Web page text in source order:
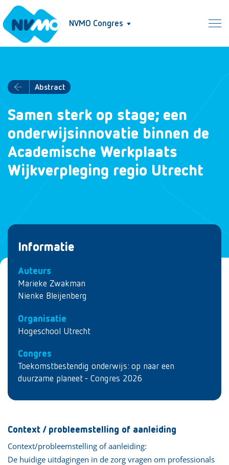
NVMO Congres
Abstract
Samen sterk op stage; een
onderwijsinnovatie binnen de
Academische Werkplaats
Wijkverpleging regio Utrecht
Informatie
Auteurs
Marieke Zwakman
Nienke Bleijenberg
Organisatie
Hogeschool Utrecht
Congres
Toekomstbestendig onderwijs: op naar een
duurzame planeet - Congres 2026
Context / probleemstelling of aanleiding
Context/probleemstelling of aanleiding:
De huidige uitdagingen in de zorg vragen om professionals